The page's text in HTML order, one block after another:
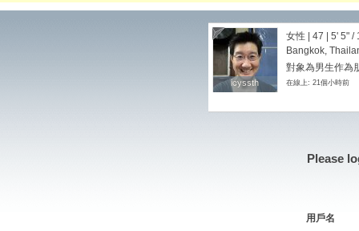
icyssth
icyssth
女性 | 47 | 5' 5" /
Bangkok,
對象為男生作為
在線上: 21個小時前
Please
用戶名